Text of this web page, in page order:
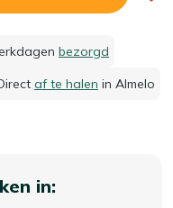
bezorgd
af te halen in Almelo
in: